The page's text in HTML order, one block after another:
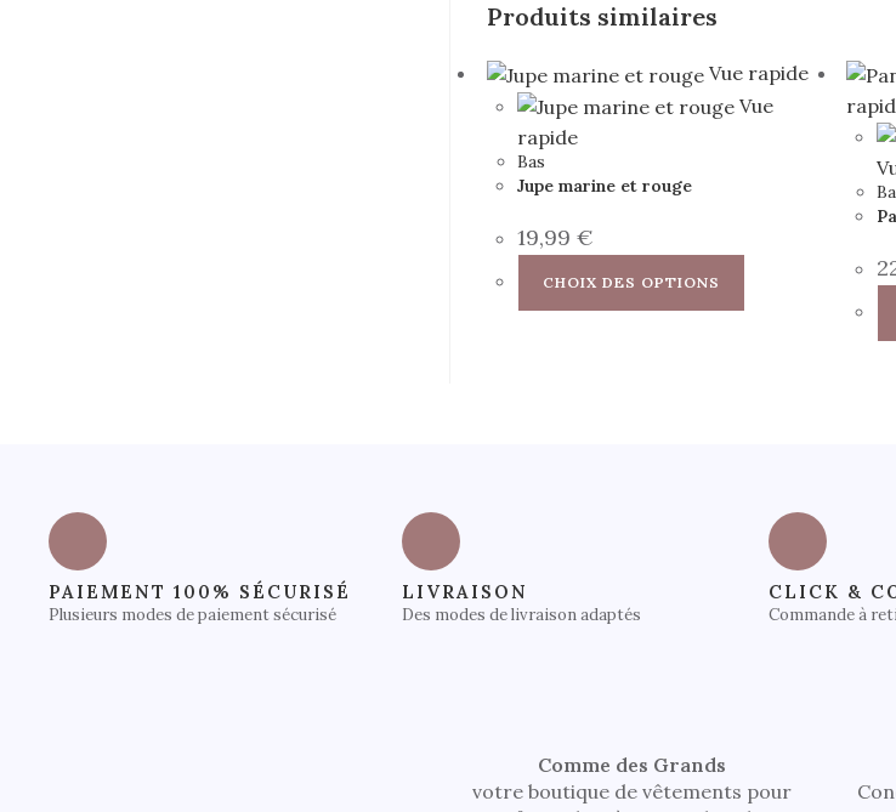
Produits similaires
Vue rapide
Vue
rapide
Bas
Jupe marine et rouge
19,99 €
CHOIX DES OPTIONS
PAIEMENT 100% SÉCURISÉ
Plusieurs modes de paiement sécurisé
LIVRAISON
Des modes de livraison adaptés
CLICK &
Commande à
Comme des Grands
votre boutique de vêtements pour